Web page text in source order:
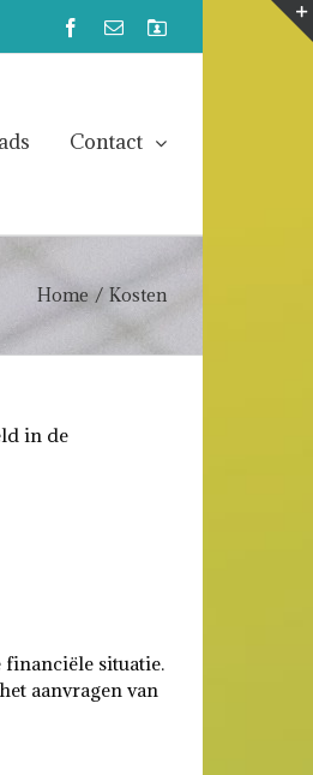
Facebook
Email
Mijn
Contact
Home / Kosten
in de
financiële situatie.
aanvragen van